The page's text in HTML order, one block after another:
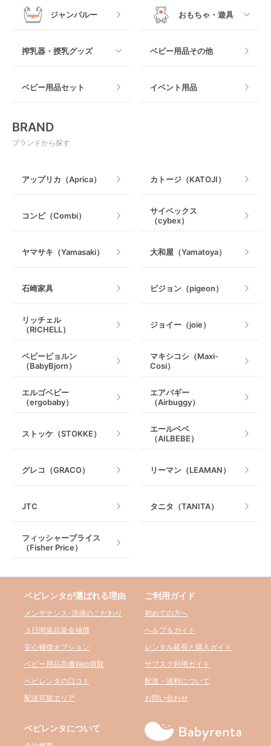
抱っこ紐その他
木製
マット製
ジャンパルー おもちゃ・遊具
室内遊具
搾乳器・授乳グッズ
授乳グッズ・ママ用品
ベビー用品その他
ベビー用品セット イベント用品
BRAND
ブランドから探す
アップリカ（Aprica） カトージ（KATOJI）
コンビ（Combi）
サイベックス
（cybex）
ヤマサキ（Yamasaki） 大和屋（Yamatoya）
石崎家具 ピジョン（pigeon）
リッチェル
（RICHELL）
ジョイー（joie）
ベビービョルン
（BabyBjorn）
マキシコシ（Maxi-
Cosi）
エルゴベビー
（ergobaby）
エアバギー
（Airbuggy）
ストッケ（STOKKE）
エールベベ
（AILBEBE）
グレコ（GRACO） リーマン（LEAMAN）
JTC タニタ（TANITA）
フィッシャープライス
（Fisher Price）
ベビレンタが選ばれる理由
メンテナンス･清掃のこだわり
３日間返品返金補償
安心補償オプション
ベビー用品高価Web買取
ベビレンタの口コミ
配送可能エリア
ご利用ガイド
初めての方へ
ヘルプ＆ガイド
レンタル延長と購入ガイド
サブスク利用ガイド
配送・送料について
お問い合わせ
ベビレンタについて